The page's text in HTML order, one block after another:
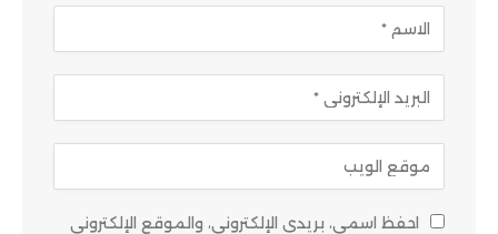
احفظ اسمي، بريدي الإلكتروني، والموقع الإلكتروني